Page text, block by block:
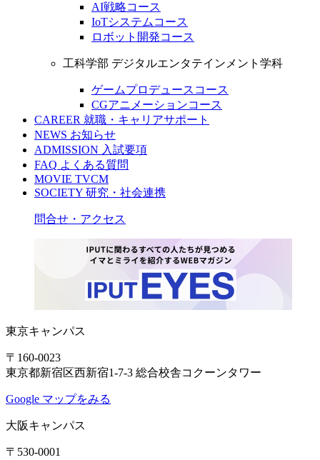
AI戦略コース
IoTシステムコース
ロボット開発コース
工科学部 デジタルエンタテインメント学科
ゲームプロデュースコース
CGアニメーションコース
CAREER 就職・キャリアサポート
NEWS お知らせ
ADMISSION 入試要項
FAQ よくある質問
MOVIE TVCM
SOCIETY 研究・社会連携
問合せ・アクセス
東京キャンパス
〒160-0023
東京都新宿区西新宿1-7-3 総合校舎コクーンタワー
Google マップをみる
大阪キャンパス
〒530-0001